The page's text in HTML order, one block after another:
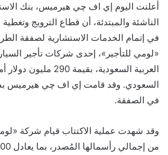
أعلنت اليوم إي اف چي هيرميس، بنك
الناشئة والمبتدئة، أن قطاع الترويج وتغطية
في إتمام الخدمات الاستشارية لصفقة
«لومي للتأجير»، إحدى شركات تأجير
العربية السعودية،
السعودي. وقد قامت إي اف چي هيرميس
في الصفقة.